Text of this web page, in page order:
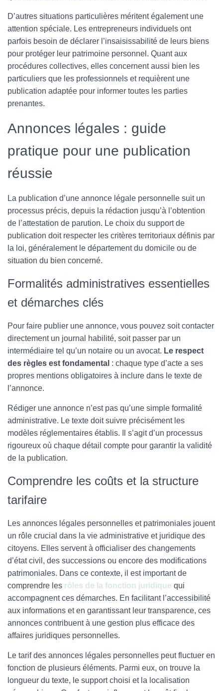
D’autres situations particulières méritent également une
attention spéciale. Les entrepreneurs individuels ont
parfois besoin de déclarer l’insaisissabilité de leurs biens
pour protéger leur patrimoine personnel. Quant aux
procédures collectives, elles concernent aussi bien les
particuliers que les professionnels et requièrent une
publication adaptée pour informer toutes les parties
prenantes.
Annonces légales : guide
pratique pour une publication
réussie
La publication d’une annonce légale personnelle suit un
processus précis, depuis la rédaction jusqu’à l’obtention
de l’attestation de parution. Le choix du support de
publication doit respecter les critères territoriaux définis par
la loi, généralement le département du domicile ou de
situation du bien concerné.
Formalités administratives essentielles
et démarches clés
Pour faire publier une annonce, vous pouvez soit contacter
directement un journal habilité, soit passer par un
intermédiaire tel qu’un notaire ou un avocat. Le respect
des règles est fondamental : chaque type d’acte a ses
propres mentions obligatoires à inclure dans le texte de
l’annonce.
Rédiger une annonce n’est pas qu’une simple formalité
administrative. Le texte doit suivre précisément les
modèles réglementaires établis. Il s’agit d’un processus
rigoureux où chaque détail compte pour garantir la validité
de la publication.
Comprendre les coûts et la structure
tarifaire
Les annonces légales personnelles et patrimoniales jouent
un rôle crucial dans la vie administrative et juridique des
citoyens. Elles servent à officialiser des changements
d’état civil, des successions ou encore des modifications
patrimoniales. Dans ce contexte, il est important de
comprendre les rôles de la fonction juridique qui
accompagnent ces démarches. En facilitant l’accessibilité
aux informations et en garantissant leur transparence, ces
annonces contribuent à une gestion plus efficace des
affaires juridiques personnelles.
Le tarif des annonces légales personnelles peut fluctuer en
fonction de plusieurs éléments. Parmi eux, on trouve la
longueur du texte, le support choisi et la localisation